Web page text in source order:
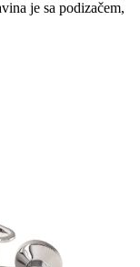
je sa podizačem,